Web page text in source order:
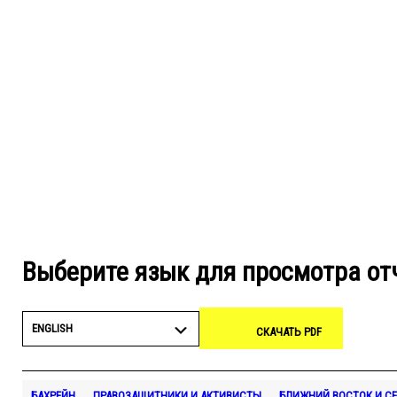
Выберите язык для просмотра
ENGLISH СКАЧАТЬ PDF